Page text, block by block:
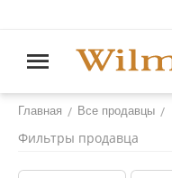
Главная / Все продавцы /
Фильтры продавца